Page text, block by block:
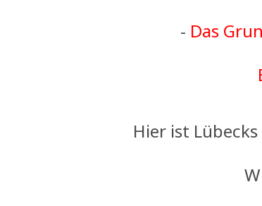
- Das
Hier ist